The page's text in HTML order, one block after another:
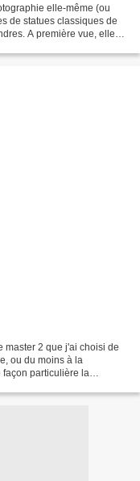
elle-même (ou
de statues classiques de
A première vue, elle
master 2 que j'ai choisi de
ou du moins à la
particulière la